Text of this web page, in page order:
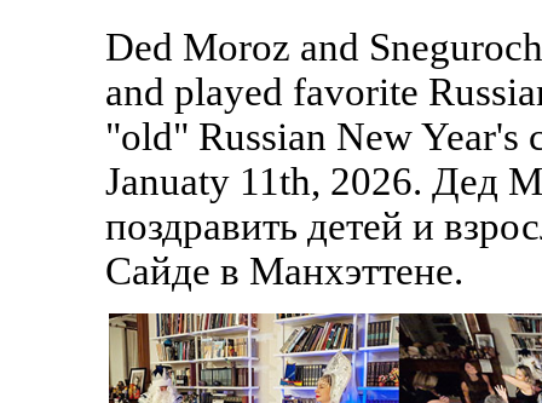
Ded Moroz and
and played favorite
"old" Russian New Year's
Januaty 11th, 2026. Дед
поздравить детей и
Сайде в Манхэттене.